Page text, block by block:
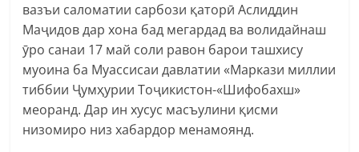
вазъи саломатии сарбози қаторӣ Аслиддин
Маҷидов дар хона бад мегардад ва волидайнаш
ӯро санаи 17 май соли равон барои ташхису
муоина ба Муассисаи давлатии «Маркази миллии
тиббии Ҷумҳурии Тоҷикистон-«Шифобахш»
меоранд. Дар ин хусус масъулини қисми
низомиро низ хабардор менамоянд.